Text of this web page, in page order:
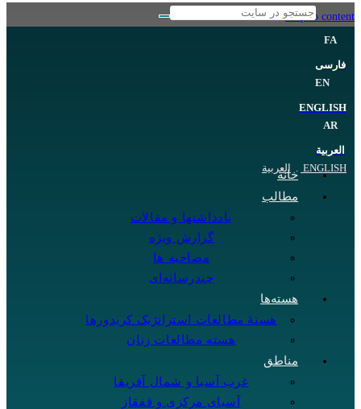
Skip to content
FA
فارسی
EN
ENGLISH
AR
العربية
ENGLISH
. العربية
خانه
مطالب
یادداشتها و مقالات
گزارش ویژه
مصاحبه ها
چندرسانه‌ای
هسته‌ها
هستهٔ مطالعات استراتژیک کریدورها
هسته مطالعات زنان
مناطق
غرب آسیا و شمال آفریقا
آسیای مرکزی و قفقاز